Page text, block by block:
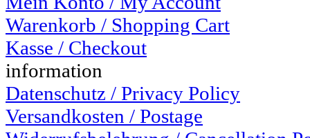
Warenkorb / Shopping Cart
Kasse / Checkout
information
Datenschutz / Privacy Policy
Versandkosten / Postage